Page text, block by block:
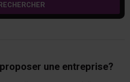
RECHERCHER
une entreprise?